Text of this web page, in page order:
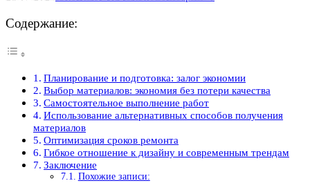
Содержание:
Планирование и подготовка: залог экономии
Выбор материалов: экономия без потери качества
Самостоятельное выполнение работ
Использование альтернативных способов получения
материалов
Оптимизация сроков ремонта
Гибкое отношение к дизайну и современным трендам
Заключение
Похожие записи: